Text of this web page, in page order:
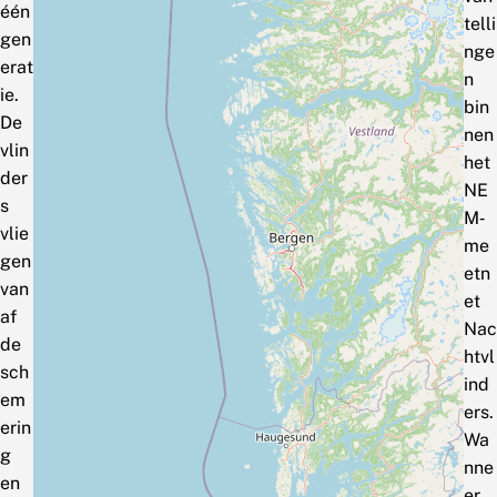
één
gen
erat
ie.
De
vlin
der
s
vlie
gen
van
af
de
sch
em
erin
g
en
telli
nge
n
bin
nen
het
NE
M‑
me
etn
et
Nac
htvl
ind
ers.
Wa
nne